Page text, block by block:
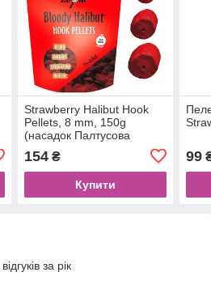
Strawberry Halibut Hook
Pellets, 8 mm, 150g
(насадок Палтусова
154₴
Купити
99
за рік